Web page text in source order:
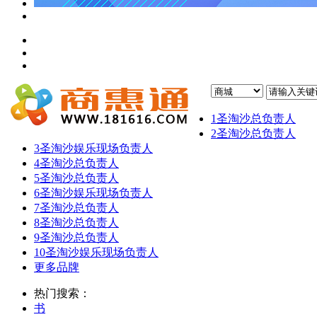
1圣淘沙总负责人
2圣淘沙总负责人
3圣淘沙娱乐现场负责人
4圣淘沙总负责人
5圣淘沙总负责人
6圣淘沙娱乐现场负责人
7圣淘沙总负责人
8圣淘沙总负责人
9圣淘沙总负责人
10圣淘沙娱乐现场负责人
更多品牌
热门搜索：
书